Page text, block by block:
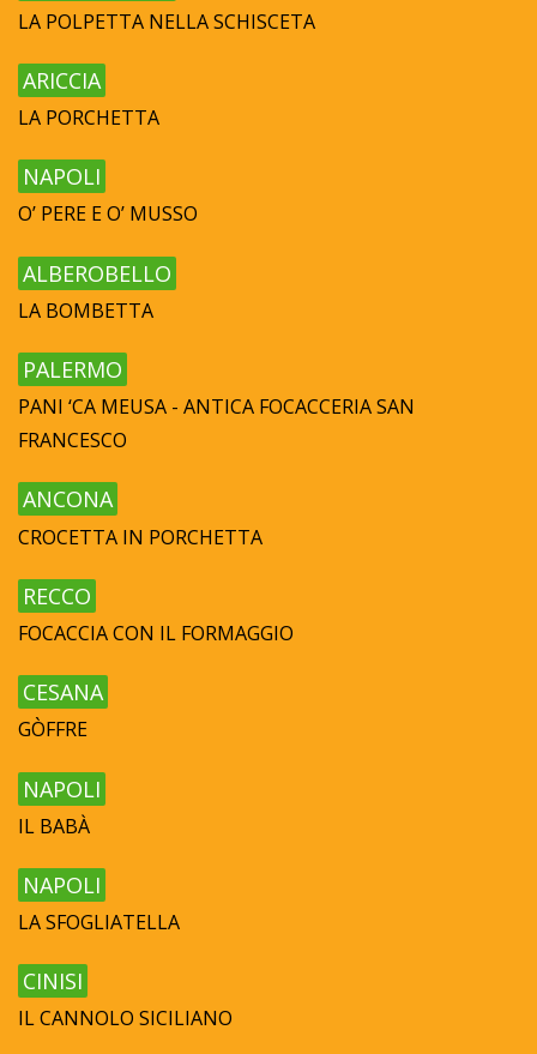
LA POLPETTA NELLA SCHISCETA
ARICCIA
LA PORCHETTA
NAPOLI
O’ PERE E O’ MUSSO
ALBEROBELLO
LA BOMBETTA
PALERMO
PANI ‘CA MEUSA - ANTICA FOCACCERIA SAN
FRANCESCO
ANCONA
CROCETTA IN PORCHETTA
RECCO
FOCACCIA CON IL FORMAGGIO
CESANA
GÒFFRE
NAPOLI
IL BABÀ
NAPOLI
LA SFOGLIATELLA
CINISI
IL CANNOLO SICILIANO